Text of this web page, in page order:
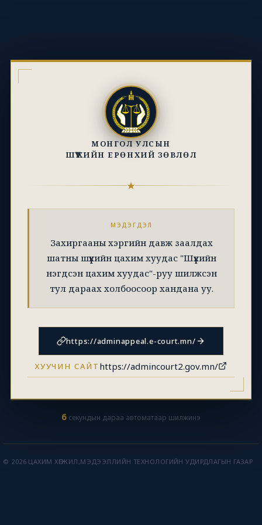
МОНГОЛ УЛСЫН
ШҮҮХИЙН ЕРӨНХИЙ ЗӨВЛӨЛ
МЭДЭГДЭЛ
Захиргааны хэргийн давж заалдах
шатны шүүхийн цахим хуудас "Шүүхийн
нэгдсэн цахим хуудас"-руу шилжсэн
тул дараах холбоосоор хандана уу.
https://adminappeal.e-court.mn/
ХУУЧИН САЙТ https://admincourt2.gov.mn/
6 секундын дараа автоматаар шилжинэ
© 2026 ЦАХИМ ХӨГЖИЛ,МЭДЭЭЛЛИЙН ТЕХНОЛОГИЙН УДИРДЛАГЫН ГАЗАР